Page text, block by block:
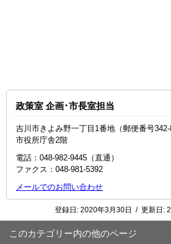
政策室 企画･市長室担当
吉川市きよみ野一丁目1番地（郵便番号342-
市役所庁舎2階
電話：048‐982‐9445（直通）
ファクス：048-981-5392
メールでのお問い合わせ
登録日: 2020年3月30日 / 更新日:
このカテゴリー内の他のページ